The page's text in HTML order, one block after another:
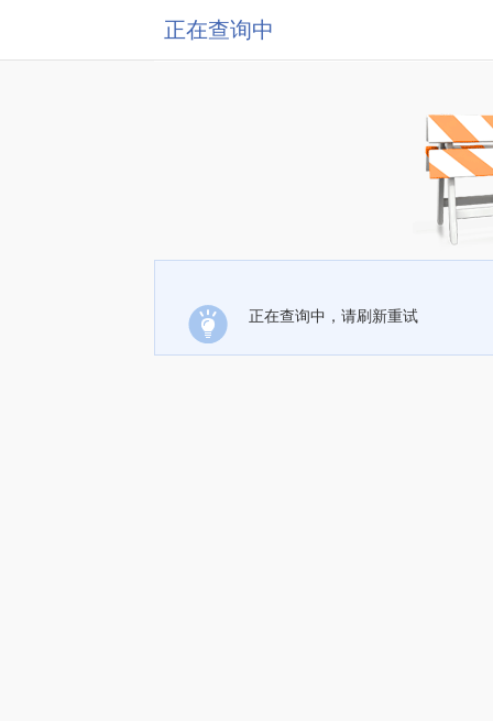
正在查询中
正在查询中，请刷新重试